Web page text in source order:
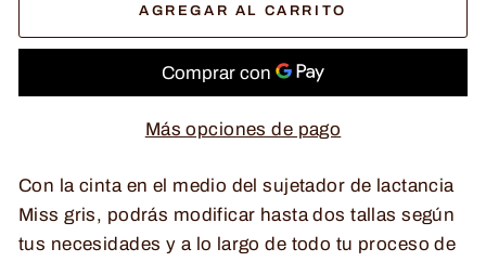
AGREGAR AL CARRITO
Más opciones de pago
Con la cinta en el medio del sujetador de lactancia
Miss gris, podrás modificar hasta dos tallas según
tus necesidades y a lo largo de todo tu proceso de